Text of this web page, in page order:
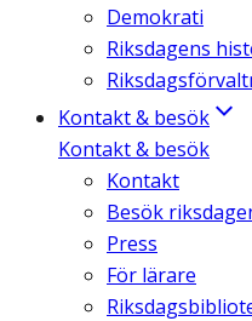
Demokrati
Riksdagens
Kontakt & besök
Kontakt & besök
Kontakt
Besök
Press
För lärare